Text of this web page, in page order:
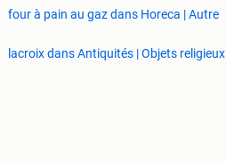
four à pain au gaz dans Horeca | Autre
lacroix dans Antiquités | Objets religieux